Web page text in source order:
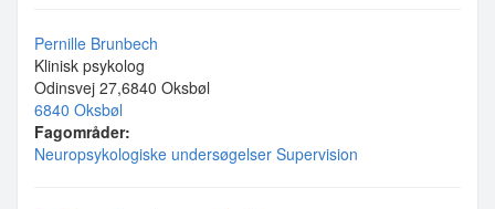
Pernille Brunbech
Klinisk psykolog
Odinsvej 27,6840 Oksbøl
6840 Oksbøl
Fagområder:
Neuropsykologiske undersøgelser Supervision